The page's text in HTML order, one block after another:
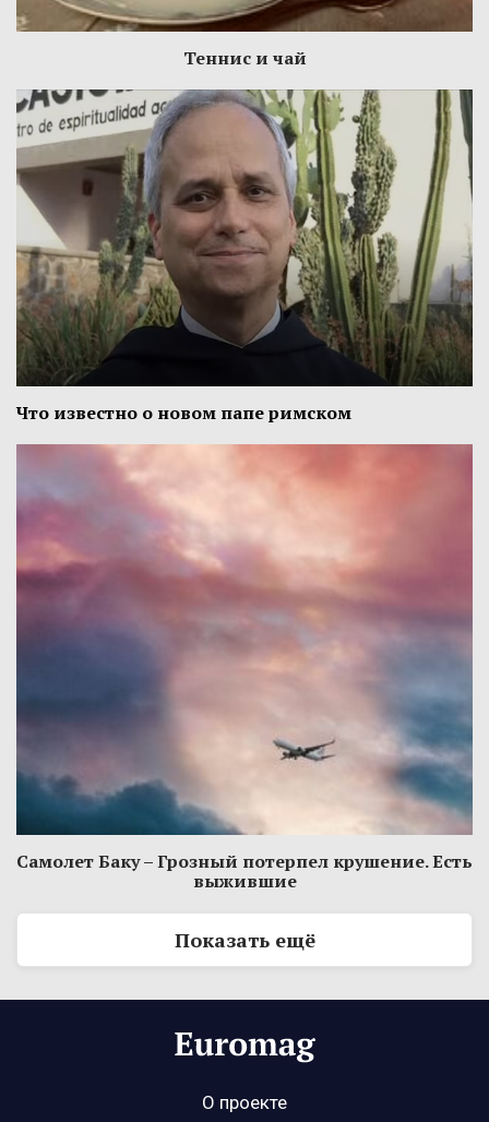
Теннис и чай
Что известно о новом папе римском
Самолет Баку – Грозный потерпел крушение. Есть
выжившие
Показать ещё
О проекте